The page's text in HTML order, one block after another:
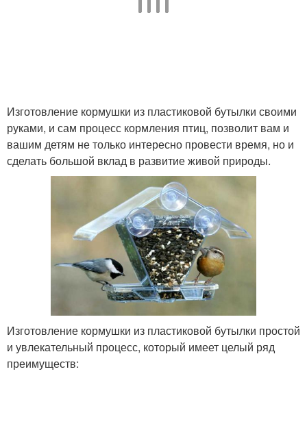
Изготовление кормушки из пластиковой бутылки своими
руками, и сам процесс кормления птиц, позволит вам и
вашим детям не только интересно провести время, но и
сделать большой вклад в развитие живой природы.
Изготовление кормушки из пластиковой бутылки простой
и увлекательный процесс, который имеет целый ряд
преимуществ: